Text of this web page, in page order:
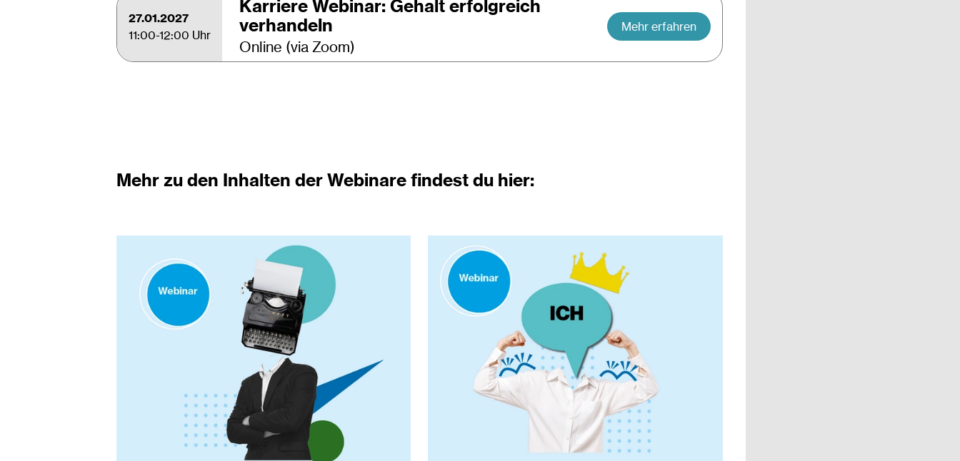
27.01.2027
11:00-12:00 Uhr
Karriere Webinar: Gehalt erfolgreich
verhandeln
Online (via Zoom)
Mehr erfahren
Mehr zu den Inhalten der Webinare findest du hier: